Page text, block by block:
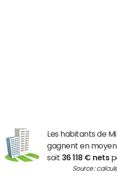
Les habitants de
gagnent en
soit 36 118 € nets
Source :